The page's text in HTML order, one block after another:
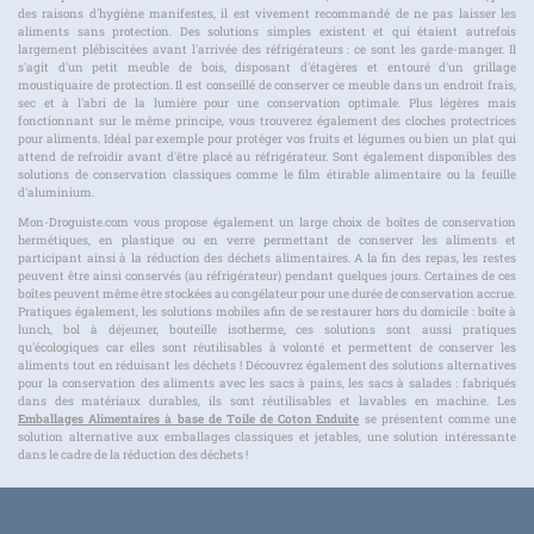
des raisons d'hygiène manifestes, il est vivement recommandé de ne pas laisser les
aliments sans protection. Des solutions simples existent et qui étaient autrefois
largement plébiscitées avant l'arrivée des réfrigérateurs : ce sont les garde-manger. Il
s'agit d'un petit meuble de bois, disposant d'étagères et entouré d'un grillage
moustiquaire de protection. Il est conseillé de conserver ce meuble dans un endroit frais,
sec et à l'abri de la lumière pour une conservation optimale. Plus légères mais
fonctionnant sur le même principe, vous trouverez également des cloches protectrices
pour aliments. Idéal par exemple pour protéger vos fruits et légumes ou bien un plat qui
attend de refroidir avant d'être placé au réfrigérateur. Sont également disponibles des
solutions de conservation classiques comme le film étirable alimentaire ou la feuille
d'aluminium.
Mon-Droguiste.com vous propose également un large choix de boîtes de conservation
hermétiques, en plastique ou en verre permettant de conserver les aliments et
participant ainsi à la réduction des déchets alimentaires. A la fin des repas, les restes
peuvent être ainsi conservés (au réfrigérateur) pendant quelques jours. Certaines de ces
boîtes peuvent même être stockées au congélateur pour une durée de conservation accrue.
Pratiques également, les solutions mobiles afin de se restaurer hors du domicile : boîte à
lunch, bol à déjeuner, bouteille isotherme, ces solutions sont aussi pratiques
qu'écologiques car elles sont réutilisables à volonté et permettent de conserver les
aliments tout en réduisant les déchets ! Découvrez également des solutions alternatives
pour la conservation des aliments avec les sacs à pains, les sacs à salades : fabriqués
dans des matériaux durables, ils sont réutilisables et lavables en machine. Les
Emballages Alimentaires à base de Toile de Coton Enduite se présentent comme une
solution alternative aux emballages classiques et jetables, une solution intéressante
dans le cadre de la réduction des déchets !